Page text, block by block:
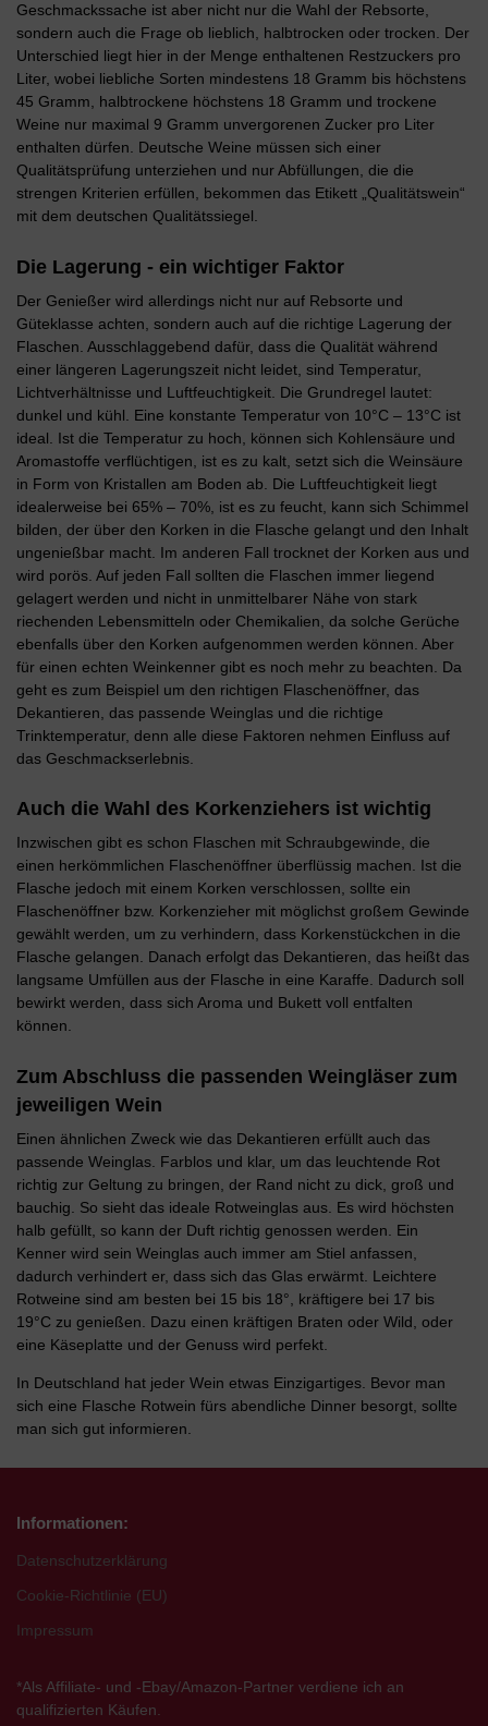
Geschmackssache ist aber nicht nur die Wahl der Rebsorte,
sondern auch die Frage ob lieblich, halbtrocken oder trocken. Der
Unterschied liegt hier in der Menge enthaltenen Restzuckers pro
Liter, wobei liebliche Sorten mindestens 18 Gramm bis höchstens
45 Gramm, halbtrockene höchstens 18 Gramm und trockene
Weine nur maximal 9 Gramm unvergorenen Zucker pro Liter
enthalten dürfen. Deutsche Weine müssen sich einer
Qualitätsprüfung unterziehen und nur Abfüllungen, die die
strengen Kriterien erfüllen, bekommen das Etikett „Qualitätswein“
mit dem deutschen Qualitätssiegel.
Die Lagerung - ein wichtiger Faktor
Der Genießer wird allerdings nicht nur auf Rebsorte und
Güteklasse achten, sondern auch auf die richtige Lagerung der
Flaschen. Ausschlaggebend dafür, dass die Qualität während
einer längeren Lagerungszeit nicht leidet, sind Temperatur,
Lichtverhältnisse und Luftfeuchtigkeit. Die Grundregel lautet:
dunkel und kühl. Eine konstante Temperatur von 10°C – 13°C ist
ideal. Ist die Temperatur zu hoch, können sich Kohlensäure und
Aromastoffe verflüchtigen, ist es zu kalt, setzt sich die Weinsäure
in Form von Kristallen am Boden ab. Die Luftfeuchtigkeit liegt
idealerweise bei 65% – 70%, ist es zu feucht, kann sich Schimmel
bilden, der über den Korken in die Flasche gelangt und den Inhalt
ungenießbar macht. Im anderen Fall trocknet der Korken aus und
wird porös. Auf jeden Fall sollten die Flaschen immer liegend
gelagert werden und nicht in unmittelbarer Nähe von stark
riechenden Lebensmitteln oder Chemikalien, da solche Gerüche
ebenfalls über den Korken aufgenommen werden können. Aber
für einen echten Weinkenner gibt es noch mehr zu beachten. Da
geht es zum Beispiel um den richtigen Flaschenöffner, das
Dekantieren, das passende Weinglas und die richtige
Trinktemperatur, denn alle diese Faktoren nehmen Einfluss auf
das Geschmackserlebnis.
Auch die Wahl des Korkenziehers ist wichtig
Inzwischen gibt es schon Flaschen mit Schraubgewinde, die
einen herkömmlichen Flaschenöffner überflüssig machen. Ist die
Flasche jedoch mit einem Korken verschlossen, sollte ein
Flaschenöffner bzw. Korkenzieher mit möglichst großem Gewinde
gewählt werden, um zu verhindern, dass Korkenstückchen in die
Flasche gelangen. Danach erfolgt das Dekantieren, das heißt das
langsame Umfüllen aus der Flasche in eine Karaffe. Dadurch soll
bewirkt werden, dass sich Aroma und Bukett voll entfalten
können.
Zum Abschluss die passenden Weingläser zum
jeweiligen Wein
Einen ähnlichen Zweck wie das Dekantieren erfüllt auch das
passende Weinglas. Farblos und klar, um das leuchtende Rot
richtig zur Geltung zu bringen, der Rand nicht zu dick, groß und
bauchig. So sieht das ideale Rotweinglas aus. Es wird höchsten
halb gefüllt, so kann der Duft richtig genossen werden. Ein
Kenner wird sein Weinglas auch immer am Stiel anfassen,
dadurch verhindert er, dass sich das Glas erwärmt. Leichtere
Rotweine sind am besten bei 15 bis 18°, kräftigere bei 17 bis
19°C zu genießen. Dazu einen kräftigen Braten oder Wild, oder
eine Käseplatte und der Genuss wird perfekt.
In Deutschland hat jeder Wein etwas Einzigartiges. Bevor man
sich eine Flasche Rotwein fürs abendliche Dinner besorgt, sollte
man sich gut informieren.
Informationen:
Datenschutzerklärung
Cookie-Richtlinie (EU)
Impressum
*Als Affiliate- und -Ebay/Amazon-Partner verdiene ich an
qualifizierten Käufen.